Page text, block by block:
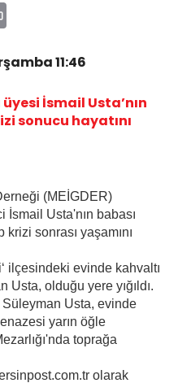
Print
11:46
İsmail Usta’nın
sonucu hayatını
(MEİGDER)
Usta'nın babası
sonrası yaşamını
ilçesindeki evinde kahvaltı
olduğu yere yığıldı.
Usta, evinde
yarın öğle
toprağa
olarak